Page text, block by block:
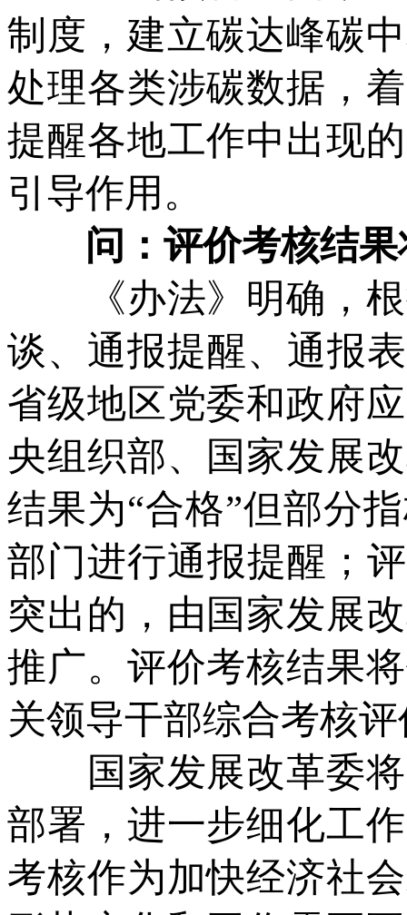
制度，建立碳达峰碳
处理各类涉碳数据，
提醒各地工作中出现
引导作用。
问：评价考核结果
《办法》明确，根
谈、通报提醒、通报
省级地区党委和政府
央组织部、国家发展
结果为“合格”但部分
部门进行通报提醒；
突出的，由国家发展
推广。评价考核结果
关领导干部综合考核
国家发展改革委将
部署，进一步细化工
考核作为加快经济社